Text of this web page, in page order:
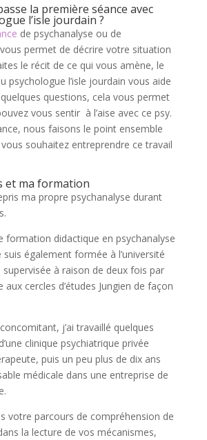
la première séance avec
l’isle jourdain ?
de psychanalyse ou de
permet de décrire votre situation
le récit de ce qui vous amène, le
psychologue l’isle jourdain vous aide
questions, cela vous permet
vous sentir à l’aise avec ce psy.
nous faisons le point ensemble
souhaitez entreprendre ce travail
et ma formation
ma propre psychanalyse durant
formation didactique en psychanalyse
suis également formée à l’université
supervisée à raison de deux fois par
cercles d’études Jungien de façon
j’ai travaillé quelques
clinique psychiatrique privée
puis un peu plus de dix ans
médicale dans une entreprise de
votre parcours de compréhension de
la lecture de vos mécanismes,